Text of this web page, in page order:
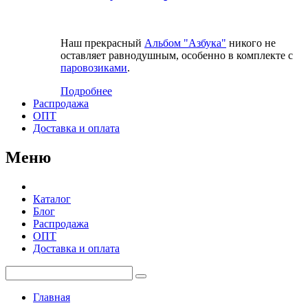
Наш прекрасный Альбом "Азбука" никого не
оставляет равнодушным, особенно в комплекте с
паровозиками.
Подробнее
Распродажа
ОПТ
Доставка и оплата
Меню
Каталог
Блог
Распродажа
ОПТ
Доставка и оплата
Главная